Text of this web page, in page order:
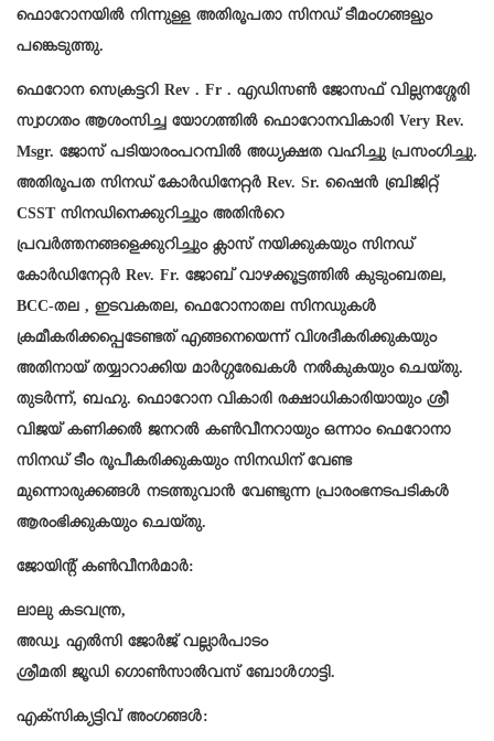
ഫൊറോനയിൽ നിന്നുള്ള അതിരൂപതാ സിനഡ് ടീമംഗങ്ങളും
പങ്കെടുത്തു.
ഫെറോന സെക്രട്ടറി Rev . Fr . എഡിസൺ ജോസഫ് വില്ലനശ്ശേരി
സ്വാഗതം ആശംസിച്ച യോഗത്തിൽ ഫൊറോനവികാരി Very Rev.
Msgr. ജോസ് പടിയാരംപറമ്പിൽ അധ്യക്ഷത വഹിച്ചു പ്രസംഗിച്ചു.
അതിരൂപത സിനഡ് കോർഡിനേറ്റർ Rev. Sr. ഷൈൻ ബ്രിജിറ്റ്
CSST സിനഡിനെക്കുറിച്ചും അതിൻറെ
പ്രവർത്തനങ്ങളെക്കുറിച്ചും ക്ലാസ് നയിക്കുകയും സിനഡ്
കോർഡിനേറ്റർ Rev. Fr. ജോബ് വാഴക്കൂട്ടത്തിൽ കുടുംബതല,
BCC-തല , ഇടവകതല, ഫെറോനാതല സിനഡുകൾ
ക്രമീകരിക്കപ്പെടേണ്ടത് എങ്ങനെയെന്ന് വിശദീകരിക്കുകയും
അതിനായ് തയ്യാറാക്കിയ മാർഗ്ഗരേഖകൾ നൽകുകയും ചെയ്തു.
തുടർന്ന്, ബഹു. ഫൊറോന വികാരി രക്ഷാധികാരിയായും ശ്രീ
വിജയ് കണിക്കൽ ജനറൽ കൺവീനറായും ഒന്നാം ഫെറോനാ
സിനഡ് ടീം രൂപീകരിക്കുകയും സിനഡിന് വേണ്ട
മുന്നൊരുക്കങ്ങൾ നടത്തുവാൻ വേണ്ടുന്ന പ്രാരംഭനടപടികൾ
ആരംഭിക്കുകയും ചെയ്തു.
ജോയിന്റ് കൺവീനർമാർ:
ലാലു കടവന്ത്ര,
അഡ്വ. എൽസി ജോർജ് വല്ലാർപാടം
ശ്രീമതി ജൂഡി ഗൊൺസാൽവസ് ബോൾഗാട്ടി.
എക്സിക്യട്ടിവ് അംഗങ്ങൾ: